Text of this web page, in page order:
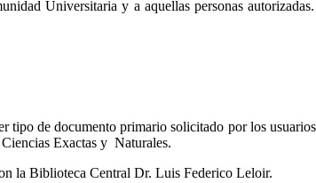
Universitaria y a aquellas personas
de documento primario solicitado por los
Exactas y Naturales.
la Biblioteca Central Dr. Luis Federico Leloir.